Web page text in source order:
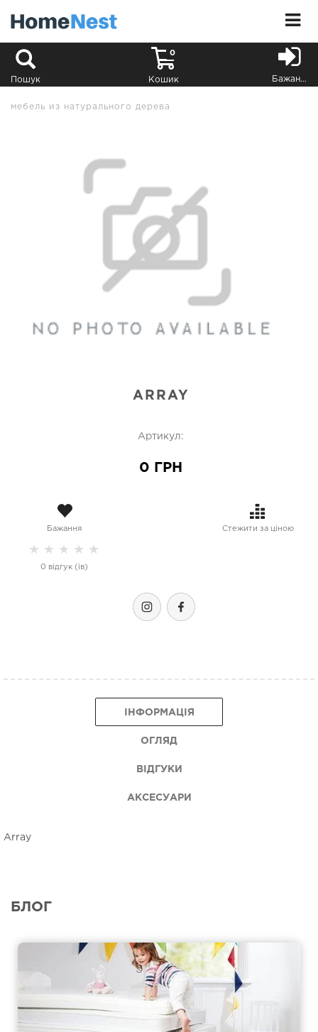
Пошук
0
Кошик Бажання
мебель из натурального дерева
ARRAY
Артикул:
0 ГРН
Бажання Стежити за ціною
★ ★ ★ ★ ★
0 відгук (ів)
ІНФОРМАЦІЯ
ОГЛЯД
ВІДГУКИ
АКСЕСУАРИ
Array
БЛОГ